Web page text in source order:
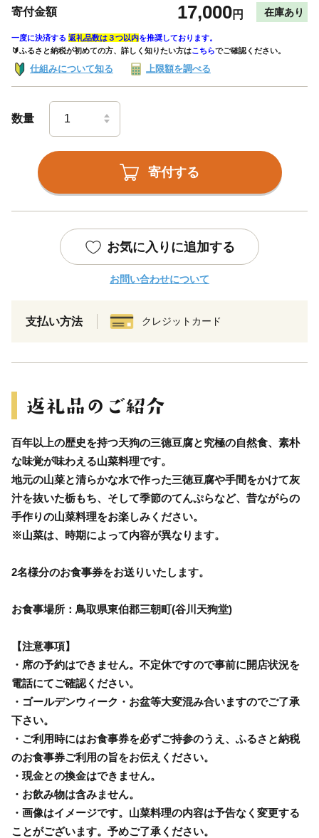
寄付金額 17,000円 在庫あり
一度に決済する 返礼品数は３つ以内を推奨しております。
🔰ふるさと納税が初めての方、詳しく知りたい方はこちらでご確認ください。
仕組みについて知る 上限額を調べる
数量
寄付する
お気に入りに追加する
お問い合わせについて
支払い方法 クレジットカード
百年以上の歴史を持つ天狗の三徳豆腐と究極の自然食、素朴
な味覚が味わえる山菜料理です。
地元の山菜と清らかな水で作った三徳豆腐や手間をかけて灰
汁を抜いた栃もち、そして季節のてんぷらなど、昔ながらの
手作りの山菜料理をお楽しみください。
※山菜は、時期によって内容が異なります。
2名様分のお食事券をお送りいたします。
お食事場所：鳥取県東伯郡三朝町(谷川天狗堂)
【注意事項】
・席の予約はできません。不定休ですので事前に開店状況を
電話にてご確認ください。
・ゴールデンウィーク・お盆等大変混み合いますのでご了承
下さい。
・ご利用時にはお食事券を必ずご持参のうえ、ふるさと納税
のお食事券ご利用の旨をお伝えください。
・現金との換金はできません。
・お飲み物は含みません。
・画像はイメージです。山菜料理の内容は予告なく変更する
ことがございます。予めご了承ください。